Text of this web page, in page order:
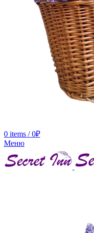
0 items / 0₽
Меню